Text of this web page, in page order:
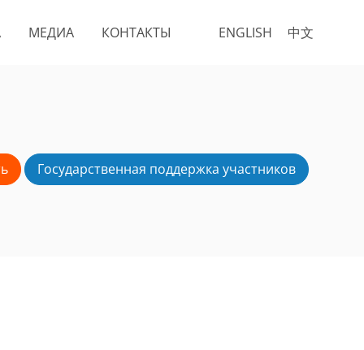
ENGLISH 中文
МЕДИА КОНТАКТЫ
Государственная поддержка участников